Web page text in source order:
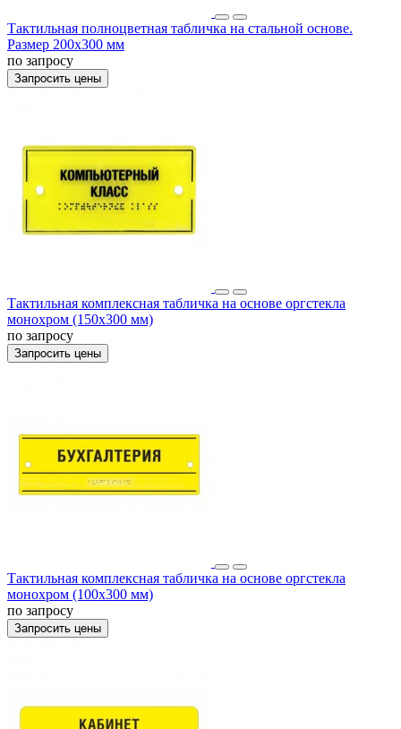
Тактильная полноцветная табличка на стальной основе.
Размер 200x300 мм
по запросу
Запросить цены
Тактильная комплексная табличка на основе оргстекла
монохром (150x300 мм)
по запросу
Запросить цены
Тактильная комплексная табличка на основе оргстекла
монохром (100x300 мм)
по запросу
Запросить цены